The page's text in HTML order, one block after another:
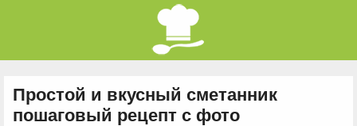
Простой и вкусный сметанник
пошаговый рецепт с фото